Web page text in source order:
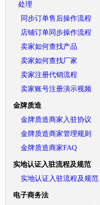
处理
同步订单售后操作流程
店铺订单同步操作流程
卖家如何查找产品
卖家如何查找厂家
卖家注册代销流程
卖家账号注册演示视频
金牌质造
金牌质造商家入驻协议
金牌质造商家管理规则
金牌质造商家FAQ
实地认证入驻流程及规范
实地认证入驻流程及规范
电子商务法